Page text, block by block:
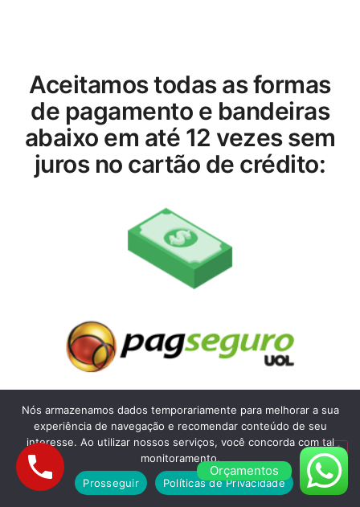
Aceitamos todas as formas
de pagamento e bandeiras
abaixo em até 12 vezes sem
juros no cartão de crédito:
Orçamentos
Nós armazenamos dados temporariamente para melhorar a sua
experiência de navegação e recomendar conteúdo de seu
interesse. Ao utilizar nossos serviços, você concorda com tal
monitoramento.
Prosseguir
Políticas de Privacidade